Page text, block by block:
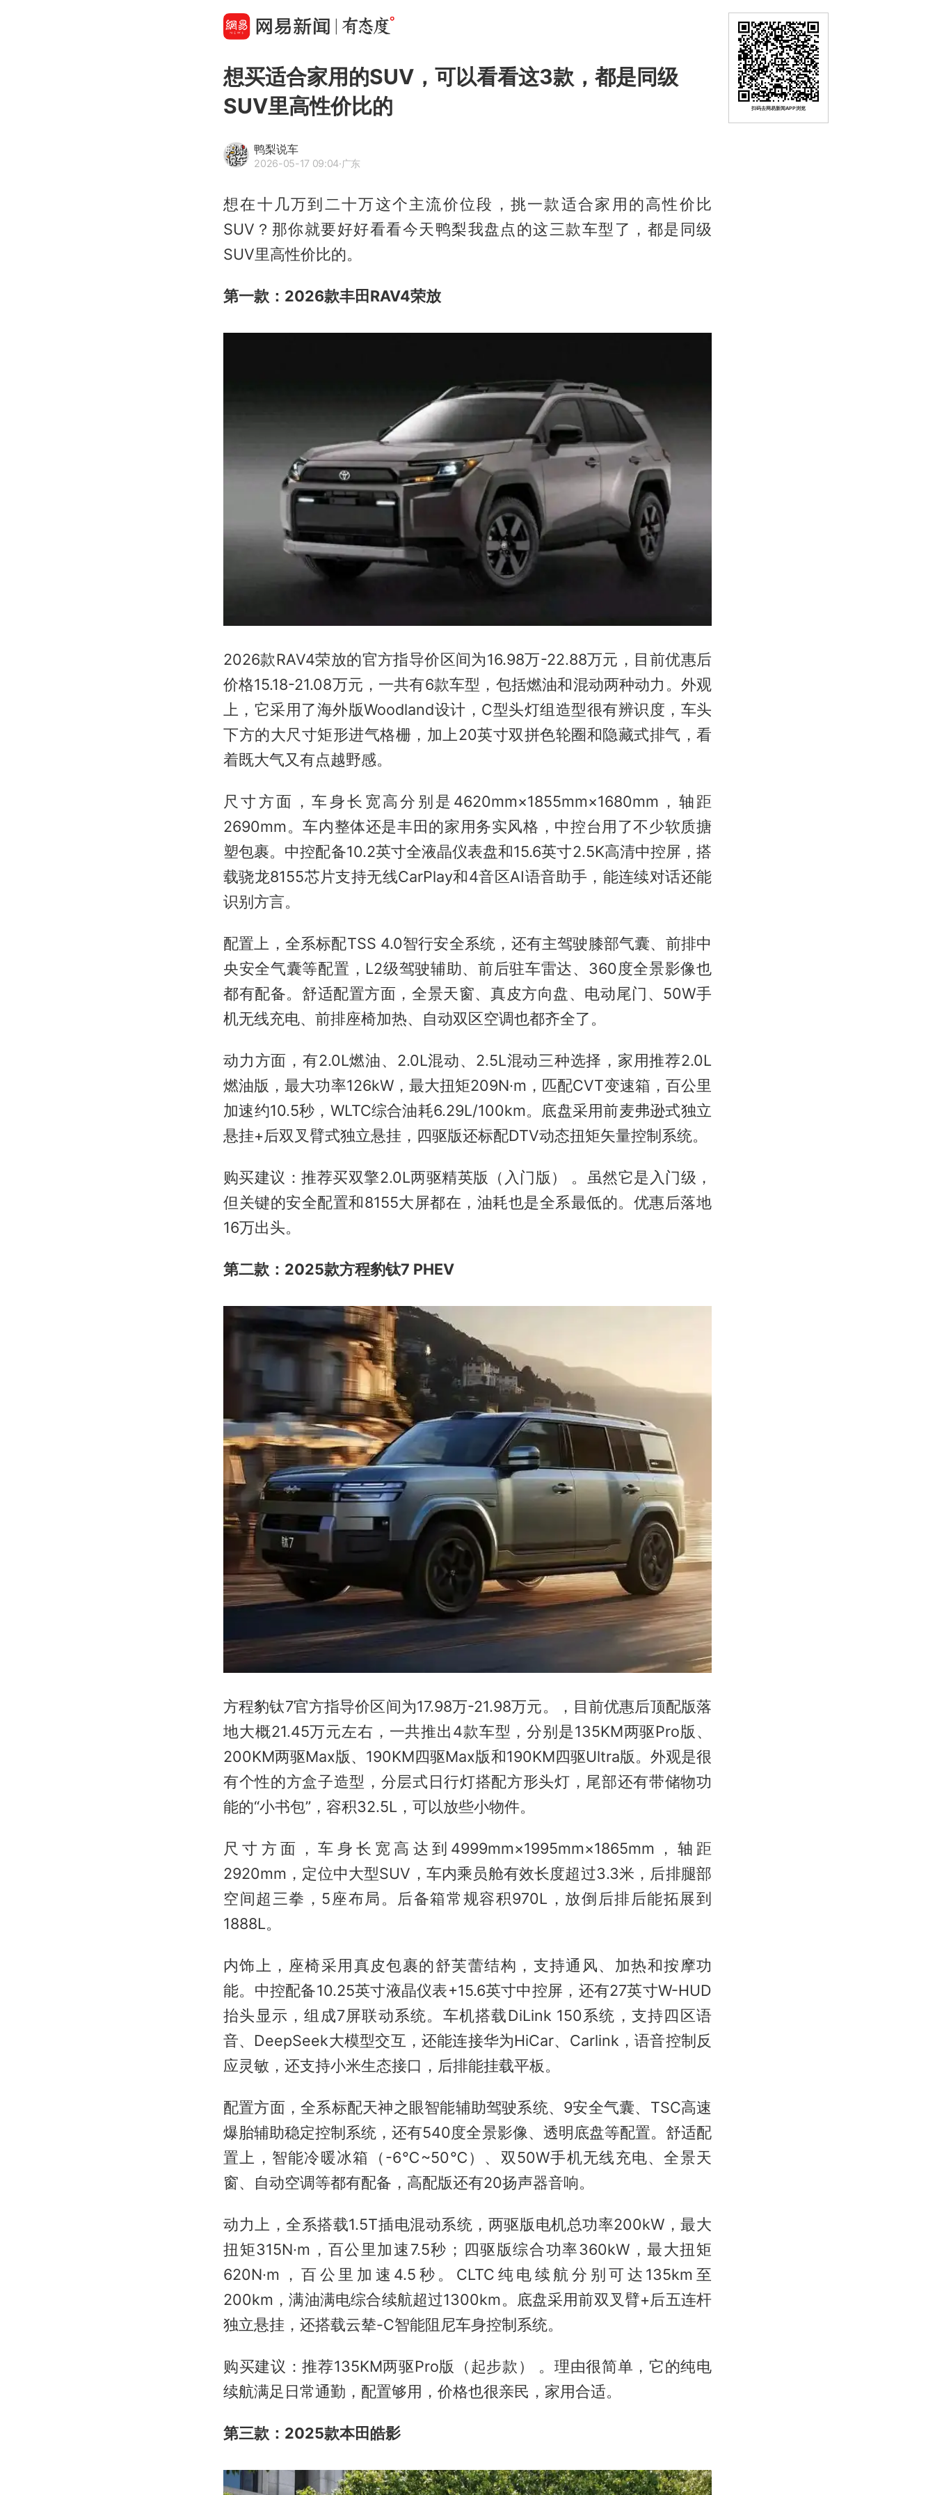
想买适合家用的SUV，可以看看这3款，都是同级
SUV里高性价比的
鸭梨说车
2026-05-17 09:04·广东
想在十几万到二十万这个主流价位段，挑一款适合家用的高性价比
SUV？那你就要好好看看今天鸭梨我盘点的这三款车型了，都是同级
SUV里高性价比的。
第一款：2026款丰田RAV4荣放
2026款RAV4荣放的官方指导价区间为16.98万-22.88万元，目前优惠后
价格15.18-21.08万元，一共有6款车型，包括燃油和混动两种动力。外观
上，它采用了海外版Woodland设计，C型头灯组造型很有辨识度，车头
下方的大尺寸矩形进气格栅，加上20英寸双拼色轮圈和隐藏式排气，看
着既大气又有点越野感。
尺寸方面，车身长宽高分别是4620mm×1855mm×1680mm，轴距
2690mm。车内整体还是丰田的家用务实风格，中控台用了不少软质搪
塑包裹。中控配备10.2英寸全液晶仪表盘和15.6英寸2.5K高清中控屏，搭
载骁龙8155芯片支持无线CarPlay和4音区AI语音助手，能连续对话还能
识别方言。
配置上，全系标配TSS 4.0智行安全系统，还有主驾驶膝部气囊、前排中
央安全气囊等配置，L2级驾驶辅助、前后驻车雷达、360度全景影像也
都有配备。舒适配置方面，全景天窗、真皮方向盘、电动尾门、50W手
机无线充电、前排座椅加热、自动双区空调也都齐全了。
动力方面，有2.0L燃油、2.0L混动、2.5L混动三种选择，家用推荐2.0L
燃油版，最大功率126kW，最大扭矩209N·m，匹配CVT变速箱，百公里
加速约10.5秒，WLTC综合油耗6.29L/100km。底盘采用前麦弗逊式独立
悬挂+后双叉臂式独立悬挂，四驱版还标配DTV动态扭矩矢量控制系统。
购买建议：推荐买双擎2.0L两驱精英版（入门版） 。虽然它是入门级，
但关键的安全配置和8155大屏都在，油耗也是全系最低的。优惠后落地
16万出头。
第二款：2025款方程豹钛7 PHEV
方程豹钛7官方指导价区间为17.98万-21.98万元。，目前优惠后顶配版落
地大概21.45万元左右，一共推出4款车型，分别是135KM两驱Pro版、
200KM两驱Max版、190KM四驱Max版和190KM四驱Ultra版。外观是很
有个性的方盒子造型，分层式日行灯搭配方形头灯，尾部还有带储物功
能的“小书包”，容积32.5L，可以放些小物件。
尺寸方面，车身长宽高达到4999mm×1995mm×1865mm，轴距
2920mm，定位中大型SUV，车内乘员舱有效长度超过3.3米，后排腿部
空间超三拳，5座布局。后备箱常规容积970L，放倒后排后能拓展到
1888L。
内饰上，座椅采用真皮包裹的舒芙蕾结构，支持通风、加热和按摩功
能。中控配备10.25英寸液晶仪表+15.6英寸中控屏，还有27英寸W-HUD
抬头显示，组成7屏联动系统。车机搭载DiLink 150系统，支持四区语
音、DeepSeek大模型交互，还能连接华为HiCar、Carlink，语音控制反
应灵敏，还支持小米生态接口，后排能挂载平板。
配置方面，全系标配天神之眼智能辅助驾驶系统、9安全气囊、TSC高速
爆胎辅助稳定控制系统，还有540度全景影像、透明底盘等配置。舒适配
置上，智能冷暖冰箱（-6℃~50℃）、双50W手机无线充电、全景天
窗、自动空调等都有配备，高配版还有20扬声器音响。
动力上，全系搭载1.5T插电混动系统，两驱版电机总功率200kW，最大
扭矩315N·m，百公里加速7.5秒；四驱版综合功率360kW，最大扭矩
620N·m，百公里加速4.5秒。CLTC纯电续航分别可达135km至
200km，满油满电综合续航超过1300km。底盘采用前双叉臂+后五连杆
独立悬挂，还搭载云辇-C智能阻尼车身控制系统。
购买建议：推荐135KM两驱Pro版（起步款） 。理由很简单，它的纯电
续航满足日常通勤，配置够用，价格也很亲民，家用合适。
第三款：2025款本田皓影
扫码去网易新闻APP浏览